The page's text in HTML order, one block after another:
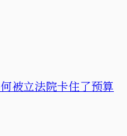
被立法院卡住了预算